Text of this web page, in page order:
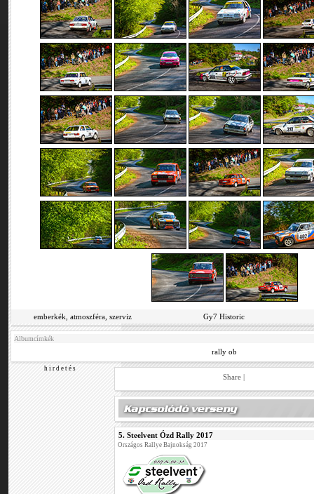
emberkék, atmoszféra, szerviz Gy7 Historic
Albumcímkék
rally ob
h i r d e t é s
Share |
5. Steelvent Ózd Rally 2017
Országos Rallye Bajnokság 2017